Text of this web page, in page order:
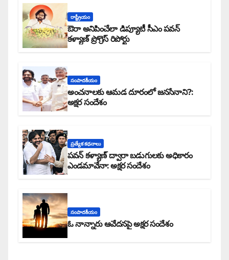
రాష్ట్రీయం
ఔరా అనిపించేలా డిప్యూటీ సీఎం పవన్
కళ్యాణ్ ప్రోగ్రెస్ రిపోర్టు
సంపాదకీయం
అంచనాలకు ఆమడ దూరంలో జనసేనాని?:
అక్షర సందేశం
ప్రత్యేక కధనాలు
పవన్ కళ్యాణ్ ద్వారా బడుగులకు అధికారం
ఎండమావేనా: అక్షర సందేశం
సంపాదకీయం
ఓ నాన్నారు ఆవేదనపై అక్షర సందేశం